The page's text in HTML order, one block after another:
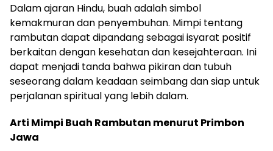
Dalam ajaran Hindu, buah adalah simbol
kemakmuran dan penyembuhan. Mimpi tentang
rambutan dapat dipandang sebagai isyarat positif
berkaitan dengan kesehatan dan kesejahteraan. Ini
dapat menjadi tanda bahwa pikiran dan tubuh
seseorang dalam keadaan seimbang dan siap untuk
perjalanan spiritual yang lebih dalam.
Arti Mimpi Buah Rambutan menurut Primbon
Jawa